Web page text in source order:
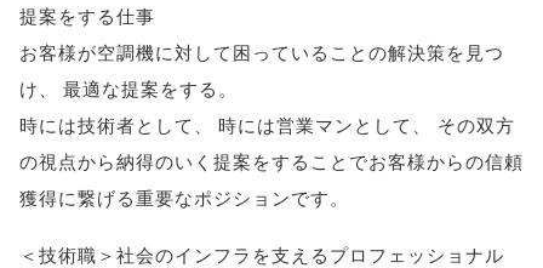
提案をする仕事
お客様が空調機に対して困っていることの解決策を見つ
け
最適な提案をする 。
時には技術者として
時には営業マンとして
その双方
の視点から納得のいく提案をすることでお客様からの信頼
獲得に繋げる重要なポジションです。
＜技術職＞社会のインフラを支えるプロフェッショナル